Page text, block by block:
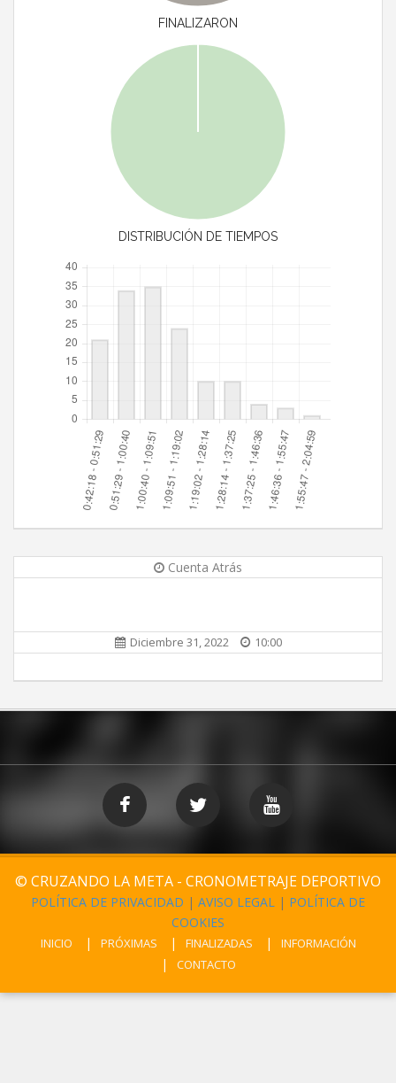
FINALIZARON
DISTRIBUCIÓN DE TIEMPOS
Cuenta Atrás
Diciembre 31, 2022 10:00
© CRUZANDO LA META - CRONOMETRAJE DEPORTIVO
POLÍTICA DE PRIVACIDAD | AVISO LEGAL | POLÍTICA DE
COOKIES
INICIO PRÓXIMAS FINALIZADAS
INFORMACIÓN
CONTACTO